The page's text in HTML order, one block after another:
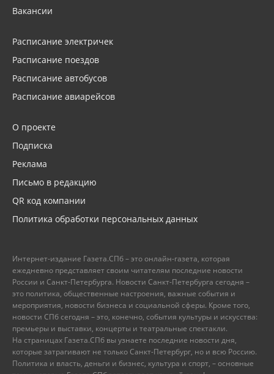
Вакансии
Расписание электричек
Расписание поездов
Расписание автобусов
Расписание авиарейсов
О проекте
Подписка
Реклама
Письмо в редакцию
QR код компании
Политика обработки персональных данных
Интернет-издание Газета.СПб – это онлайн-газета, которая
ежедневно представляет своим читателям последние новости
России и Санкт-Петербурга. Новости Санкт-Петербурга сегодня –
это политика, общественные настроения, важные события и
мероприятия, новости бизнеса и социальной сферы. Кроме того,
новости СПб сегодня – это, конечно, события культуры и искусства:
премьеры и выставки, концерты и театральные спектакли.
На страницах Газета.СПб вы узнаете последние новости дня,
которые затрагивают не только Санкт-Петербург, но и всю Россию.
Политика и власть, деньги и бизнес, культура и спорт, – основные